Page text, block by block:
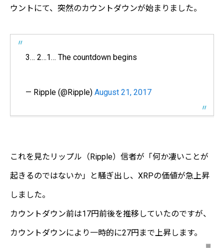
ウントにて、突然のカウントダウンが始まりました。
3… 2…1… The countdown begins
— Ripple (@Ripple) August 21, 2017
これを見たリップル（Ripple）信者が「何か凄いことが
起きるのではないか」と騒ぎ出し、XRPの価値が急上昇
しました。
カウントダウン前は17円前後を推移していたのですが、
カウントダウンにより一時的に27円まで上昇します。